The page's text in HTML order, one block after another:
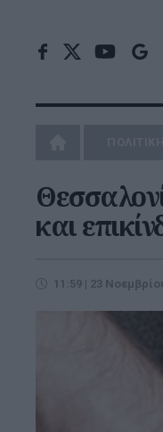
και
11:59 | 23